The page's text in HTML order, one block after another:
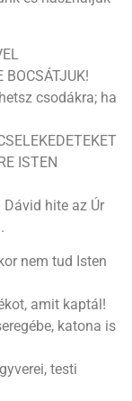
BOCSÁTJUK!
csodákra; ha
ISTEN
hite az Úr
nem tud Isten
amit kaptál!
katona is
testi